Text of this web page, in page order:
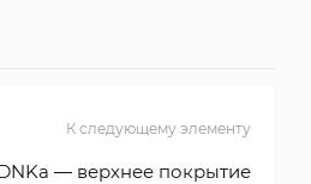
К следующему элементу
— верхнее покрытие